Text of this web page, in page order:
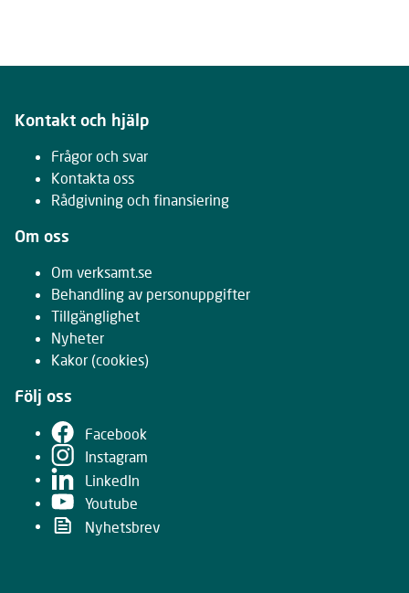
Kontakt och hjälp
Frågor och svar
Kontakta oss
Rådgivning och finansiering
Om oss
Om verksamt.se
Behandling av personuppgifter
Tillgänglighet
Nyheter
Kakor (cookies)
Följ oss
Facebook
Instagram
LinkedIn
Youtube
Nyhetsbrev